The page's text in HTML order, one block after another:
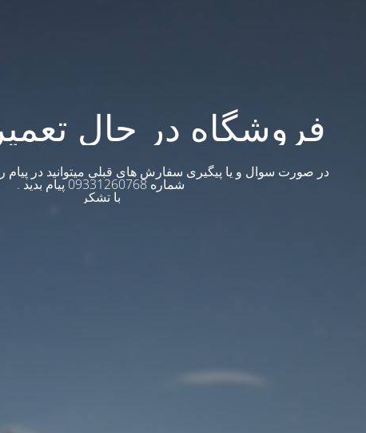
فروشگاه در حال
در صورت سوال و یا پیگیری سفارش های قبلی میتوانید در پیام
شماره 09331260768 پیام بدید .
با تشکر